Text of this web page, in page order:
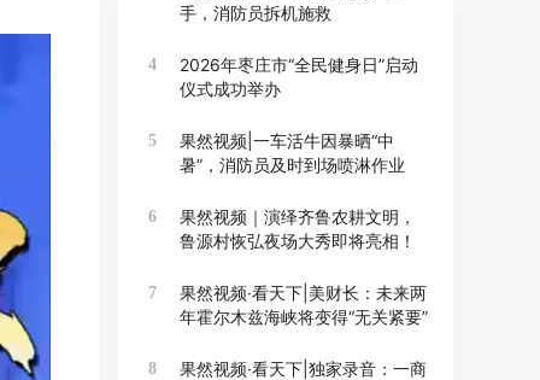
手，消防员拆机施救
4
2026年枣庄市“全民健身日”启动
仪式成功举办
5
果然视频|一车活牛因暴晒“中
暑”，消防员及时到场喷淋作业
6
果然视频｜演绎齐鲁农耕文明，
鲁源村恢弘夜场大秀即将亮相！
7
果然视频·看天下|美财长：未来两
年霍尔木兹海峡将变得“无关紧要”
8
果然视频·看天下|独家录音：一商